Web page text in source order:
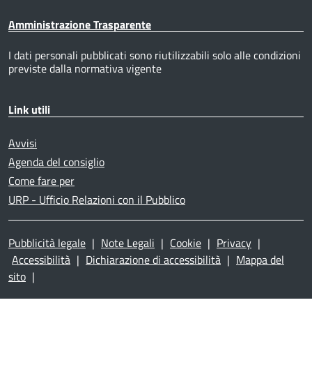
Amministrazione Trasparente
I dati personali pubblicati sono riutilizzabili solo alle condizioni
previste dalla normativa vigente
Link utili
Avvisi
Agenda del consiglio
Come fare per
URP - Ufficio Relazioni con il Pubblico
Pubblicità legale | Note Legali | Cookie | Privacy |
Accessibilità | Dichiarazione di accessibilità | Mappa del
sito |